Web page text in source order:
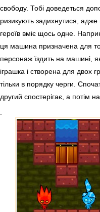
свободу. Тобі доведеться
ризикують задихнутися, адже
героїв вміє щось одне.
ця машина призначена для
персонаж їздить на машині,
іграшка і створена для двох
тільки в порядку черги.
другий спостерігає, а потім